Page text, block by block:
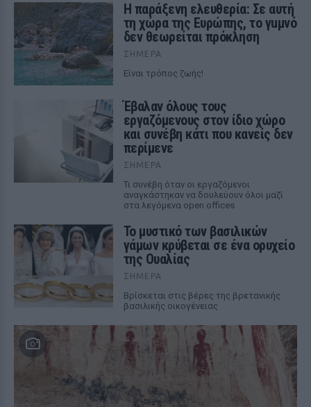
Η παράξενη ελευθερία: Σε αυτή
τη χώρα της Ευρώπης, το γuμνό
δεν θεωρείται πρόκληση
ΣΉΜΕΡΑ
Είναι τρόπος ζωής!
Έβαλαν όλους τους
εργαζόμενους στον ίδιο χώρο
και συνέβη κάτι που κανείς δεν
περίμενε
ΣΉΜΕΡΑ
Τι συνέβη όταν οι εργαζόμενοι
αναγκάστηκαν να δουλεύουν όλοι μαζί
στα λεγόμενα open offices
Το μυστικό των βασιλικών
γάμων κρύβεται σε ένα ορυχείο
της Ουαλίας
ΣΉΜΕΡΑ
Βρίσκεται στις βέρες της βρετανικής
βασιλικής οικογένειας